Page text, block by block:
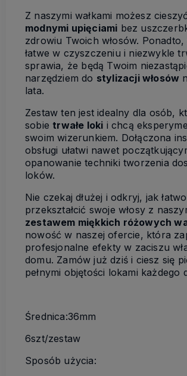
Z naszymi wałkami możesz
modnymi upięciami bez
zdrowiu Twoich włosów. Ponadto,
łatwe w czyszczeniu i niezwykle
sprawia, że będą Twoim
narzędziem do stylizacji włosów
lata.
Zestaw ten jest idealny dla osób,
sobietrwałe loki i chcą
swoim wizerunkiem. Dołączona
obsługi ułatwi nawet
opanowanie techniki tworzenia
loków.
Nie czekaj dłużej i odkryj, jak
przekształcić swoje włosy z
zestawem miękkich różowych
nowość w naszej ofercie, która
profesjonalne efekty w zaciszu
domu. Zamów już dziś i ciesz się
pełnymi objętości lokami każdego
Średnica:36mm
6szt/zestaw
Sposób użycia: